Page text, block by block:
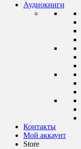
Аудиокниги
Контакты
Мой аккаунт
Store